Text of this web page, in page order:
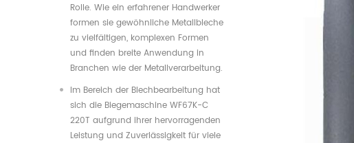
Rolle. Wie ein erfahrener Handwerker
formen sie gewöhnliche Metallbleche
zu vielfältigen, komplexen Formen
und finden breite Anwendung in
Branchen wie der Metallverarbeitung.
Im Bereich der Blechbearbeitung hat
sich die Biegemaschine WF67K-C
220T aufgrund ihrer hervorragenden
Leistung und Zuverlässigkeit für viele